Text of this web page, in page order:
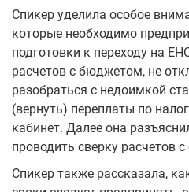
Спикер уделила особое
которые необходимо
подготовки к переходу на
расчетов с бюджетом, не
разобраться с недоимкой
(вернуть) переплаты по
кабинет. Далее она
проводить сверку расчетов
Спикер также рассказала,